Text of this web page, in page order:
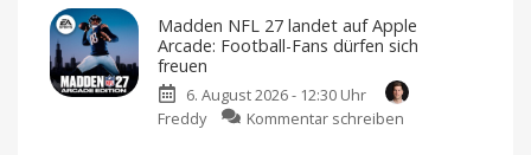
neuen
Luftreiniger
Befeuchtungsfunktion
auf
Madden NFL 27 landet auf Apple
Arcade: Football-Fans dürfen sich
freuen
6. August 2026 - 12:30 Uhr
Freddy
Kommentar schreiben